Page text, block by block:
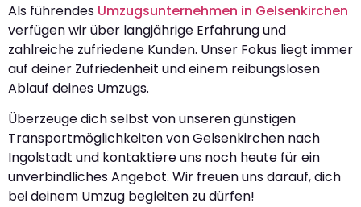
Als führendes Umzugsunternehmen in Gelsenkirchen
verfügen wir über langjährige Erfahrung und
zahlreiche zufriedene Kunden. Unser Fokus liegt immer
auf deiner Zufriedenheit und einem reibungslosen
Ablauf deines Umzugs.
Überzeuge dich selbst von unseren günstigen
Transportmöglichkeiten von Gelsenkirchen nach
Ingolstadt und kontaktiere uns noch heute für ein
unverbindliches Angebot. Wir freuen uns darauf, dich
bei deinem Umzug begleiten zu dürfen!